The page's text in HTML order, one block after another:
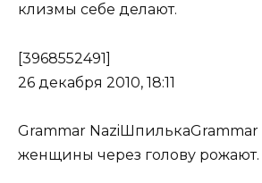
клизмы себе делают.
[3968552491]
26 декабря 2010, 18:11
Grammar NaziШпилькаGrammar
женщины через голову рожают.